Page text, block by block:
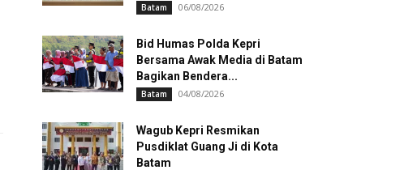
Batam 06/08/2026
Bid Humas Polda Kepri
Bersama Awak Media di Batam
Bagikan Bendera...
Batam 04/08/2026
Wagub Kepri Resmikan
Pusdiklat Guang Ji di Kota
Batam